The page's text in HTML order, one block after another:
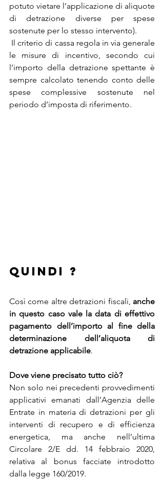
potuto vietare l’applicazione di aliquote
di detrazione diverse per spese
sostenute per lo stesso intervento).
le misure di incentivo, secondo cui
l’importo della detrazione spettante è
sempre calcolato tenendo conto delle
spese complessive sostenute nel
periodo d’imposta di riferimento.
Quindi ?
Così come altre detrazioni fiscali, anche
in questo caso vale la data di effettivo
pagamento dell’importo al fine della
determinazione dell’aliquota di
detrazione applicabile.
Dove viene precisato tutto ciò?
Non solo nei precedenti provvedimenti
applicativi emanati dall’Agenzia delle
Entrate in materia di detrazioni per gli
interventi di recupero e di efficienza
energetica, ma anche nell’ultima
Circolare 2/E dd. 14 febbraio 2020,
relativa al bonus facciate introdotto
dalla legge 160/2019.